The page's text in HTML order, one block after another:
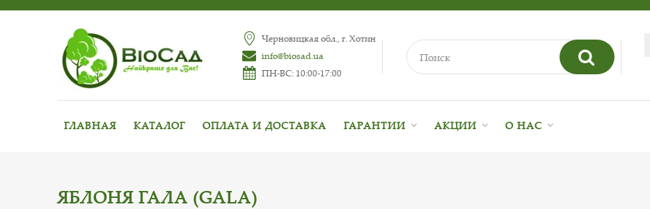
Черновицкая обл., г. Хотин
info@biosad.ua
ПН-ВС: 10:00-17:00
ГЛАВНАЯ КАТАЛОГ ОПЛАТА И ДОСТАВКА ГАРАНТИИ АКЦИИ О НАС
ЯБЛОНЯ ГАЛА (GALA)